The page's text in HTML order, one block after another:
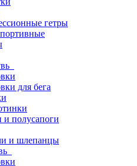
гетры
для бега
и полусапоги
и шлепанцы